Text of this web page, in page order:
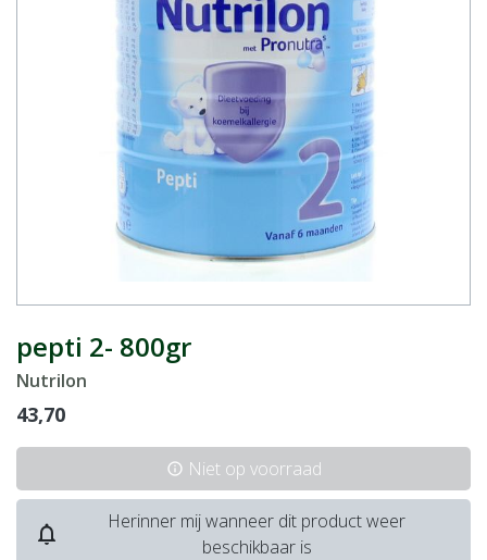
pepti 2- 800gr
Nutrilon
43,70
info Niet op voorraad
notifications_none
Herinner mij wanneer dit product weer
beschikbaar is